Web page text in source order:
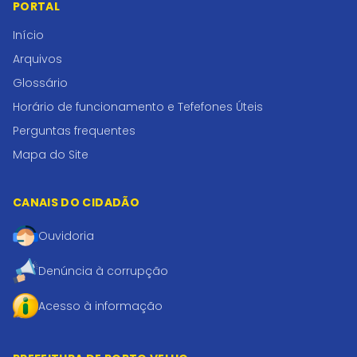
PORTAL
Início
Arquivos
Glossário
Horário de funcionamento e Tefefones Úteis
Perguntas frequentes
Mapa do Site
CANAIS DO CIDADÃO
Ouvidoria
Denúncia à corrupção
Acesso à informação